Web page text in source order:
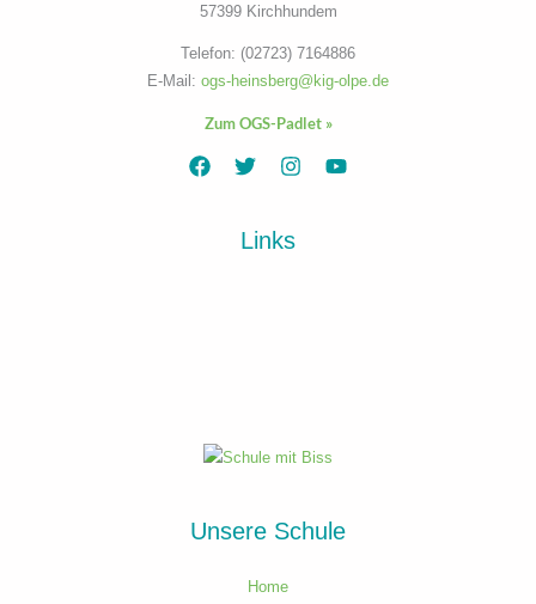
57399 Kirchhundem
Telefon: (02723) 7164886
E-Mail: ogs-heinsberg@kig-olpe.de
Zum OGS-Padlet »
Links
Unsere Schule
Home